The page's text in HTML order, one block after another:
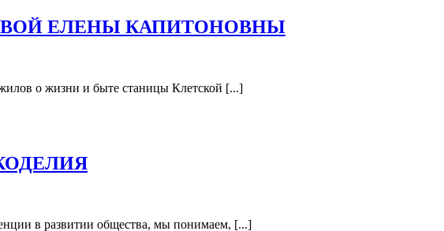
ЕЛЕНЫ КАПИТОНОВНЫ
о жизни и быте станицы Клетской [...]
МУДРОСТЬ
в развитии общества, мы понимаем, [...]